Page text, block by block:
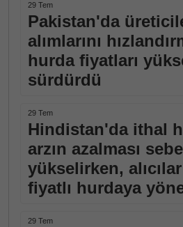
29 Tem
Pakistan'da
alımlarını
hurda fiyatları
sürdürdü
29 Tem
Hindistan'da ithal
arzın azalması
yükselirken,
fiyatlı hurdaya
29 Tem